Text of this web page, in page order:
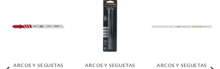
ARCOS Y SEGUETAS ARCOS Y SEGUETAS ARCOS Y SEGUETAS